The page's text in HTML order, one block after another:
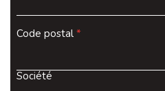
Code postal *
Société